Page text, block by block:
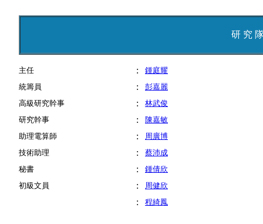
研 究
主任 :
鍾庭耀
統籌員
:
彭嘉麗
高級研究幹事
:
林武俊
研究幹事
:
陳嘉敏
助理電算師
:
周廣博
技術助理
:
蔡沛成
秘書
:
鍾倩欣
初級文員
: 周健欣
: 程綺鳳